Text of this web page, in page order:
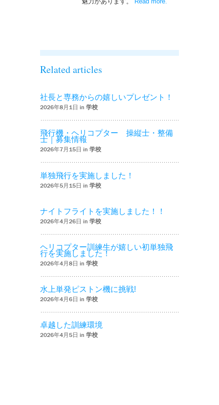
Related articles
社長と専務からの嬉しいプレゼント！
2026年8月1日 in 学校
飛行機・ヘリコプター 操縦士・整備
士｜募集情報
2026年7月15日 in 学校
単独飛行を実施しました！
2026年5月15日 in 学校
ナイトフライトを実施しました！！
2026年4月26日 in 学校
ヘリコプター訓練生が嬉しい初単独飛
行を実施しました！
2026年4月8日 in 学校
水上単発ピストン機に挑戦!
2026年4月6日 in 学校
卓越した訓練環境
2026年4月5日 in 学校